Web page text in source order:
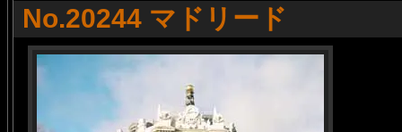
No.20244 マドリード